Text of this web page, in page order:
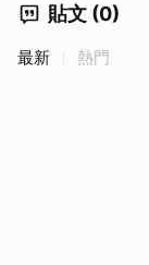
貼文 (0)
最新 熱門